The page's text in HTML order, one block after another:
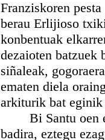
Franziskoren
berau Erlijioso
konbentuak
dezaioten batzuek
siñaleak,
ematen diela
arkiturik bat eginik
Bi Santu oen
badira, eztegu